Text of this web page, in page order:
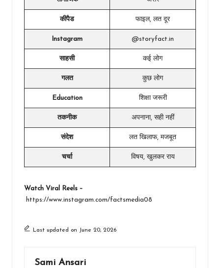
कीपैड फाइल, लत दूर
Instagram @storyfact.in
साहसी कई लोग
गलत कुछ लोग
Education शिक्षा जरूरी
तकनीक अपनाना, सही नहीं
संदेश लत खिलाफ, मजबूत
चर्चा विषय, खुलकर राय
Watch Viral Reels –
https://www.instagram.com/factsmedia08
Last updated on June 20, 2026
Sami Ansari